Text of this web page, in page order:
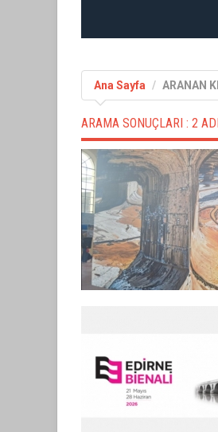
Ana Sayfa ARANAN
ARAMA SONUÇLARI : 2